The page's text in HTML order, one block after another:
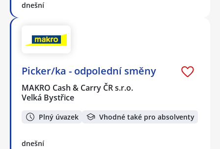
dnešní
Picker/ka - odpolední směny
MAKRO Cash & Carry ČR s.r.o.
Velká Bystřice
Plný úvazek Vhodné také pro absolventy
dnešní